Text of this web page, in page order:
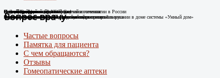
Случай Вай-фай
Человек-антенна. Случай излечения.
Я не могу дышать без телефона!
Случай из практики
Новые препараты цифровой эры
Появились случаи плохого самочувствия при использовании в доме системы «Умный дом»
Лечение цифровой зависимости
про игровую зависимость у детей и подростков
К Дню гомеопатии: факты о развитии гомеопатии в России
Остеоартроз.
Случай из практики.
Соли Шюсслера
Какими гомеопатическими средствами что лечить?
Склероатрофический лихен. Случай излечения
Лечение Крауроза вульвы гомеопатией
Случай диабета
Лечение гомеопатией
Новый штамм ковида ХЕС.
Внимание: пришел новый вирусный штамм коронавируса
Вопрос врачу
Частые вопросы
Памятка для пациента
С чем обращаются?
Отзывы
Гомеопатические аптеки